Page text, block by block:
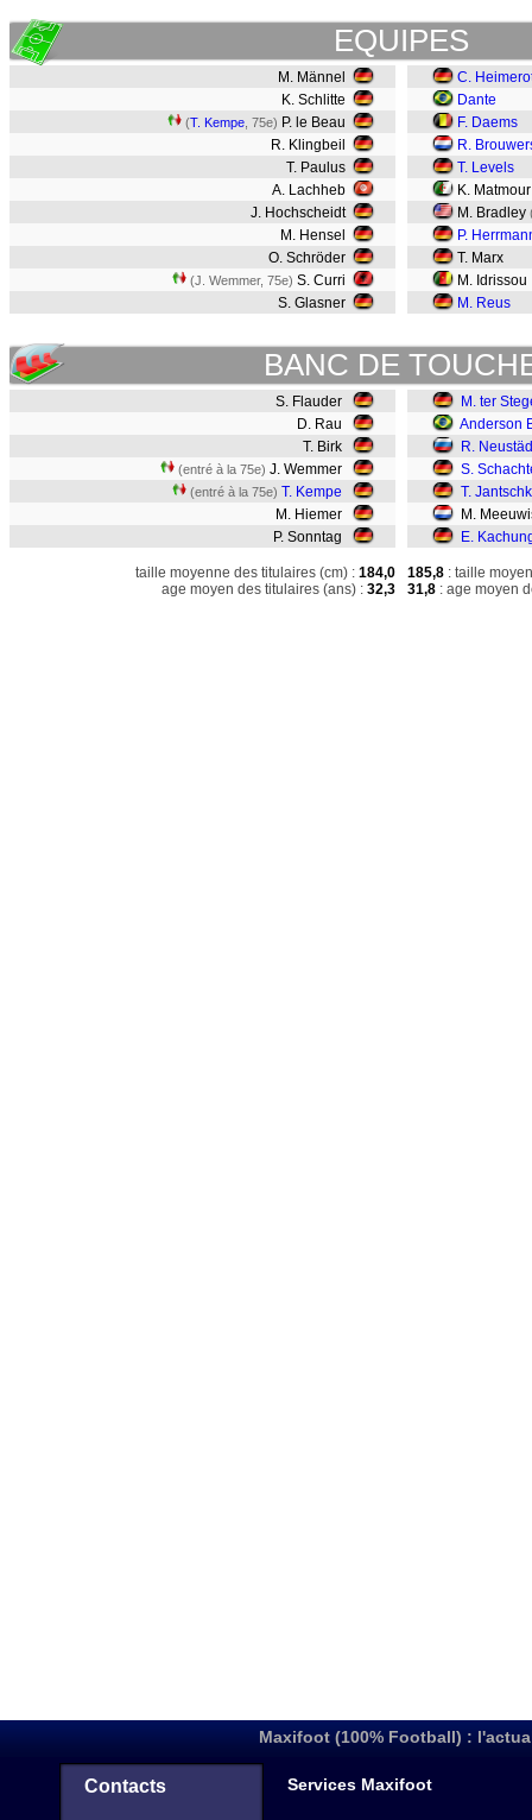
EQUIPES
M. Männel
K. Schlitte
(T. Kempe , 75e) P. le Beau
R. Klingbeil
T. Paulus
A. Lachheb
J. Hochscheidt
M. Hensel
O. Schröder
(J. Wemmer, 75e) S. Curri
S. Glasner
C.
Dante
F. Daems
R.
T. Levels
K.
M. Bradley
P.
T. Marx
M. Idrissou
M. Reus
BANC DE
S. Flauder
D. Rau
T. Birk
(entré à la 75e) J. Wemmer
(entré à la 75e) T. Kempe
M. Hiemer
P. Sonntag
taille moyenne des titulaires (cm) : 184,0
age moyen des titulaires (ans) : 32,3
M. ter
Anderson
R.
S.
T.
M.
E.
185,8 : taille
31,8 : age moyen
Maxifoot (100% Football) :
Contacts Services Maxifoot